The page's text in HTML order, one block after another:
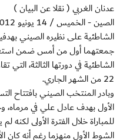
عدنان الغربي ( نقلا عن البيان )
الشاطئية على نظيره الصيني
جمعتهما أول من أمس ضمن
22 من الشهر الجاري.
وبادر المنتخب الصيني بافتتاح
الأول بهدف عادل علي في مرماه،
للمباراة خلال الفترة الأولى
الشوط الأول منهزما رغم أنه